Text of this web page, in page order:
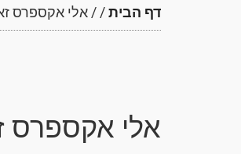
דף הבית/
/ אלי אקספרס
אלי אקספרס